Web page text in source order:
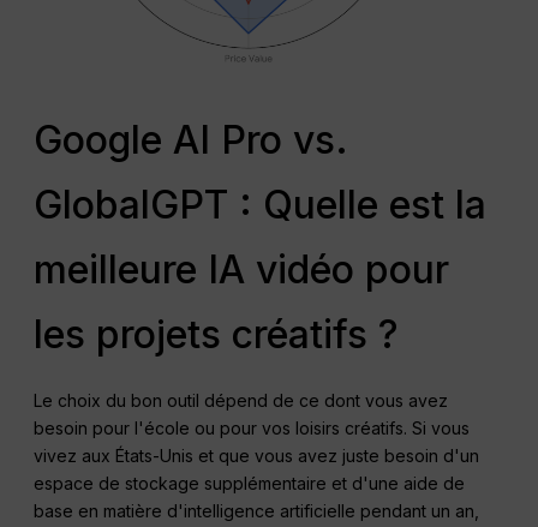
Google AI Pro vs.
GlobalGPT : Quelle est la
meilleure IA vidéo pour
les projets créatifs ?
Le choix du bon outil dépend de ce dont vous avez
besoin pour l'école ou pour vos loisirs créatifs. Si vous
vivez aux États-Unis et que vous avez juste besoin d'un
espace de stockage supplémentaire et d'une aide de
base en matière d'intelligence artificielle pendant un an,